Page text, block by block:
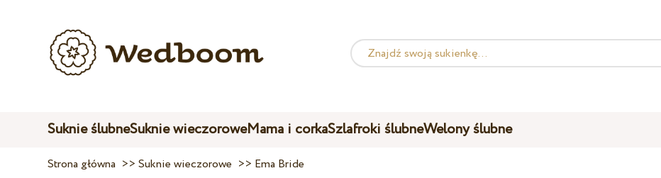
Suknie ślubneSuknie wieczoroweMama i corkaSzlafroki ślubneWelony ślubne
Strona główna >>Suknie wieczorowe >> Ema Bride